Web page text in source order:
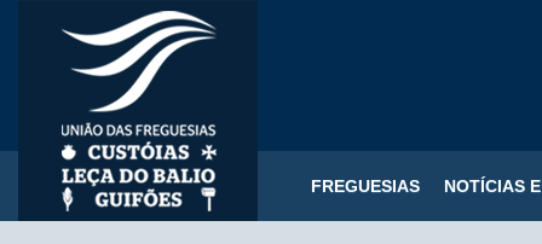
FREGUESIAS NOTÍCIAS